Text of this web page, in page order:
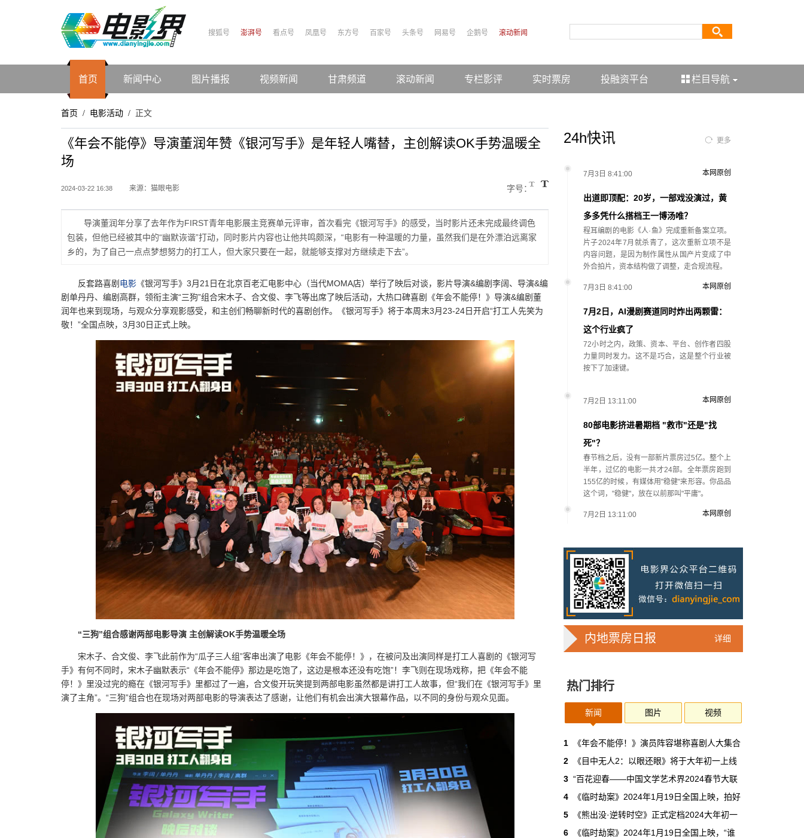
搜狐号 澎湃号 看点号 凤凰号 东方号 百家号 头条号 网易号 企鹅号 滚动新闻
首页 新闻中心 图片播报 视频新闻 甘肃频道 滚动新闻 专栏影评 实时票房 投融资平台 栏目导航
首页 / 电影活动 / 正文
《年会不能停》导演董润年赞《银河写手》是年轻人嘴替，主创解读OK手势温暖全
场
2024-03-22 16:38 来源：猫眼电影 字号：
导演董润年分享了去年作为FIRST青年电影展主竞赛单元评审，首次看完《银河写手》的感受，当时影片还未完成最终调色
包装，但他已经被其中的“幽默诙谐”打动，同时影片内容也让他共鸣颇深，“电影有一种温暖的力量，虽然我们是在外漂泊远离家
乡的，为了自己一点点梦想努力的打工人，但大家只要在一起，就能够支撑对方继续走下去”。
反套路喜剧 电影 《银河写手》3月21日在北京百老汇电影中心（当代MOMA店）举行了映后对谈，影片导演&编剧李阔、导演&编
剧单丹丹、编剧高群，领衔主演“三狗”组合宋木子、合文俊、李飞等出席了映后活动，大热口碑喜剧《年会不能停！》导演&编剧董
润年也来到现场，与观众分享观影感受，和主创们畅聊新时代的喜剧创作。《银河写手》将于本周末3月23-24日开启“打工人先笑为
敬！”全国点映，3月30日正式上映。
“三狗”组合感谢两部电影导演 主创解读OK手势温暖全场
宋木子、合文俊、李飞此前作为“瓜子三人组”客串出演了电影《年会不能停！》，在被问及出演同样是打工人喜剧的《银河写
手》有何不同时，宋木子幽默表示“《年会不能停》那边是吃饱了，这边是根本还没有吃饱”！李飞则在现场戏称，把《年会不能
停！》里没过完的瘾在《银河写手》里都过了一遍，合文俊开玩笑提到两部电影虽然都是讲打工人故事，但“我们在《银河写手》里
演了主角”。“三狗”组合也在现场对两部电影的导演表达了感谢，让他们有机会出演大银幕作品，以不同的身份与观众见面。
24h快讯 更多
7月3日 8:41:00
出道即顶配：20岁，一部戏没演过，黄
多多凭什么搭档王一博汤唯？
程耳编剧的电影《人·鱼》完成重新备案立项。
片子2024年7月就杀青了，这次重新立项不是
内容问题，是因为制作属性从国产片变成了中
外合拍片，资本结构做了调整，走合规流程。
本网原创
7月3日 8:41:00
7月2日，AI漫剧赛道同时炸出两颗雷：
这个行业疯了
72小时之内，政策、资本、平台、创作者四股
力量同时发力。这不是巧合，这是整个行业被
按下了加速键。
本网原创
7月2日 13:11:00
80部电影挤进暑期档 "救市"还是"找
死"？
春节档之后，没有一部新片票房过5亿。整个上
半年，过亿的电影一共才24部。全年票房跑到
155亿的时候，有媒体用"稳健"来形容。你品品
这个词，"稳健"，放在以前那叫"平庸"。
本网原创
7月2日 13:11:00
路
2025年，真人实拍微短剧的上线数量占比约
71%，AI微短剧不到30%。到了2026年第一季
度，这个比例完全倒挂——真人实拍跌到
32%，AI飙升到68%。
本网原创
华策拿《西游记》赌AI那天，半个影视
一个做了几十年传统影视的头部公司，用这种
再是草根创业者的自嗨游戏，正规军来了。
本网原创
6月30日 11:34:00
7月1日起AI漫剧独立上户：30万以下
的，平台自己兜着
过去两年，AI漫剧用一种近乎无政府的方式，
吃掉了整个微短剧市场95%的产量，却几乎没
本网原创
详细
内地票房日报
热门排行
新闻 图片 视频
1
《年会不能停！》演员阵容堪称喜剧人大集合
2
《目中无人2：以眼还眼》将于大年初一上线
3 “百花迎春——中国文学艺术界2024春节大联
4
《临时劫案》2024年1月19日全国上映，拍好
5
《熊出没·逆转时空》正式定档2024大年初一
6
《临时劫案》2024年1月19日全国上映，“谁